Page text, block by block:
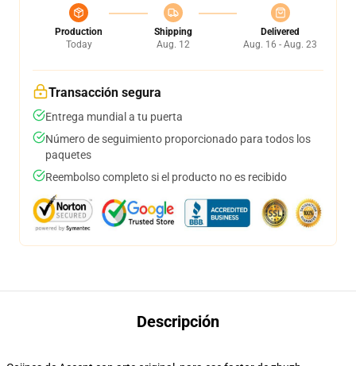
Production
Today
Shipping
Aug. 12
Delivered
Aug. 16 - Aug. 23
Transacción segura
Entrega mundial a tu puerta
Número de seguimiento proporcionado para todos los
paquetes
Reembolso completo si el producto no es recibido
Descripción